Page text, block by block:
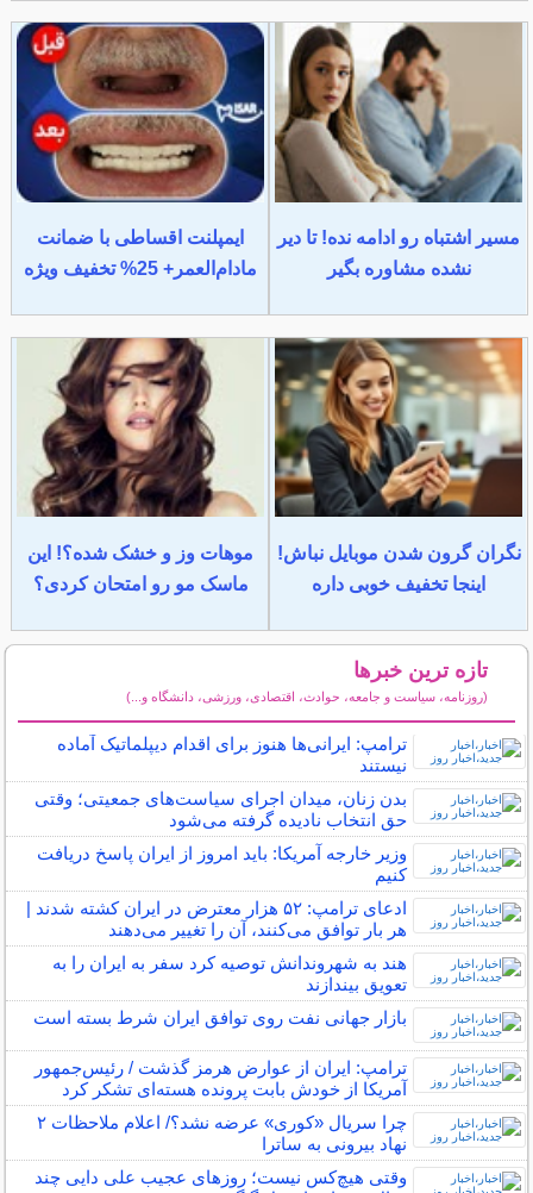
مسیر اشتباه رو ادامه نده! تا دیر
نشده مشاوره بگیر
ایمپلنت اقساطی با ضمانت
مادام‌العمر+ 25% تخفیف ویژه
نگران گرون شدن موبایل نباش!
اینجا تخفیف خوبی داره
موهات وز و خشک شده؟! این
ماسک مو رو امتحان کردی؟
تازه ترین خبرها
(روزنامه، سیاست و جامعه، حوادث، اقتصادی، ورزشی، دانشگاه و...)
ترامپ: ایرانی‌ها هنوز برای اقدام دیپلماتیک آماده
نیستند
بدن زنان، میدان اجرای سیاست‌های جمعیتی؛ وقتی
حق انتخاب نادیده گرفته می‌شود
وزیر خارجه آمریکا: باید امروز از ایران پاسخ دریافت
کنیم
ادعای ترامپ: ۵۲ هزار معترض در ایران کشته شدند |
هر بار توافق می‌کنند، آن را تغییر می‌دهند
هند به شهروندانش توصیه کرد سفر به ایران را به
تعویق بیندازند
بازار جهانی نفت روی توافق ایران شرط بسته است
ترامپ: ایران از عوارض هرمز گذشت / رئیس‌جمهور
آمریکا از خودش بابت پرونده هسته‌ای تشکر کرد
چرا سریال «کوری» عرضه نشد؟/ اعلام ملاحظات ۲
نهاد بیرونی به ساترا
وقتی هیچ‌کس نیست؛ روزهای عجیب علی دایی چند